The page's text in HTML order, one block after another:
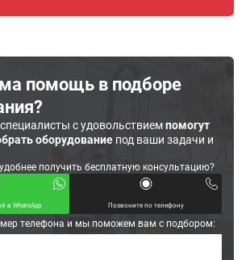
помощь в подборе
с удовольствиемпомогут
оборудование под ваши задачи и
получить бесплатную консультацию?
в WhatsApp Позвоните по телефону
телефона и мы поможем вам с подбором: